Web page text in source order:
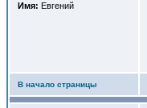
Имя: Евгений
В начало страницы